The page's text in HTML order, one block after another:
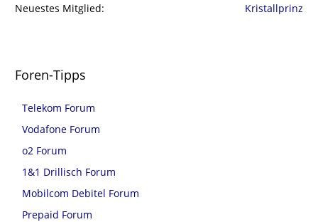
Neuestes Mitglied
Kristallprinz
Foren-Tipps
Telekom Forum
Vodafone Forum
o2 Forum
1&1 Drillisch Forum
Mobilcom Debitel Forum
Prepaid Forum